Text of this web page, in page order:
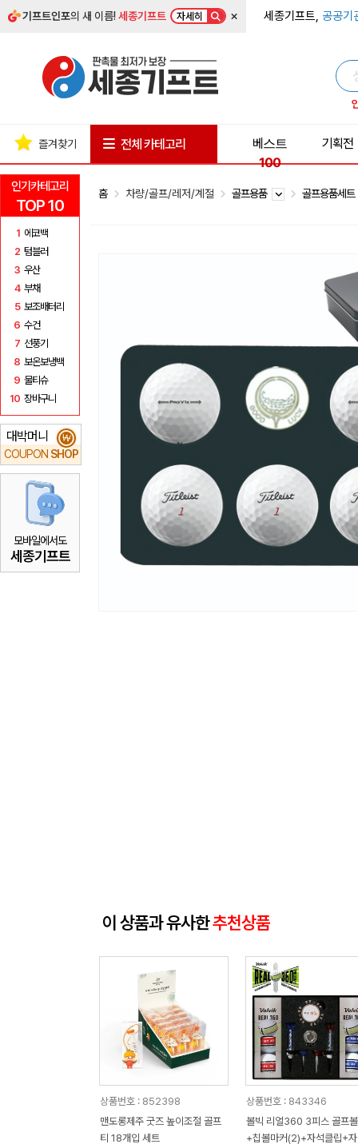
기프트인포의 새 이름!세종기프트 자세히 × 세종기프트, 공공기
인기카테고리
TOP 10
1 에코백
2 텀블러
3 우산
4 부채
5 보조배터리
6 수건
7 선풍기
8 보온보냉백
9 물티슈
10 장바구니
대박머니
COUPON SHOP
₩
모바일에서도
세종기프트
즐겨찾기 전체 카테고리
베스트
100
기획전
홈 차량/골프/레저/계절 골프용품 골프용품세
이 상품과 유사한추천상품
상품번호 : 852398
맨도롱제주 굿즈 높이조절 골프
티 18개입 세트
상품번호 : 843346
볼빅 리얼360 3피스 골프
+칩볼마커(2)+자석클립+